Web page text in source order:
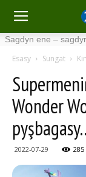
– sagdyn çaga –
Esasy Sungat
Wonder
2022-07-29 285